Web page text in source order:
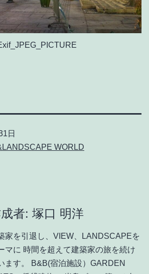
日
WORLD
者: 塚口 明洋
家を引退し、VIEW、LANDSCAPEを
マに 時間を超えて建築家の旅を続け
ます。 B&B(宿泊施設）GARDEN